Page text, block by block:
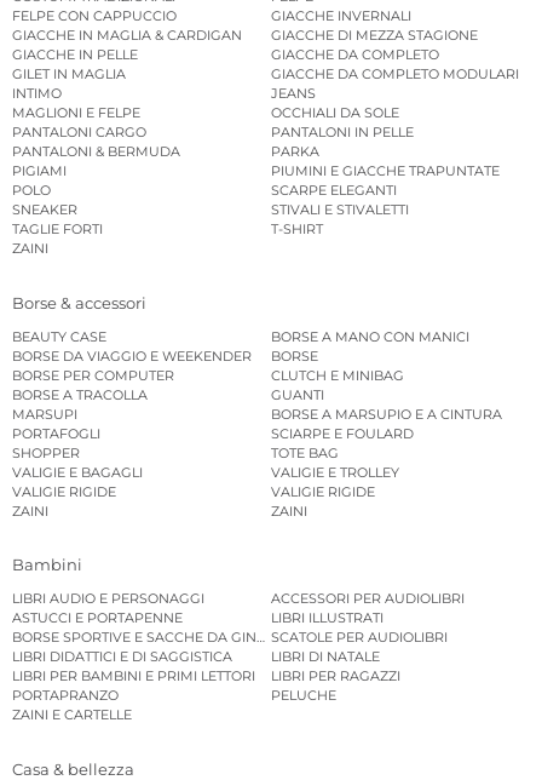
FELPE CON CAPPUCCIO
GIACCHE INVERNALI
GIACCHE IN MAGLIA & CARDIGAN
GIACCHE DI MEZZA STAGIONE
GIACCHE IN PELLE
GIACCHE DA COMPLETO
GILET IN MAGLIA
GIACCHE DA COMPLETO MODULARI
INTIMO
JEANS
MAGLIONI E FELPE
OCCHIALI DA SOLE
PANTALONI CARGO
PANTALONI IN PELLE
PANTALONI & BERMUDA
PARKA
PIGIAMI
PIUMINI E GIACCHE TRAPUNTATE
POLO
SCARPE ELEGANTI
SNEAKER
STIVALI E STIVALETTI
TAGLIE FORTI
T-SHIRT
ZAINI
Borse & accessori
BEAUTY CASE
BORSE A MANO CON MANICI
BORSE DA VIAGGIO E WEEKENDER
BORSE
BORSE PER COMPUTER
CLUTCH E MINIBAG
BORSE A TRACOLLA
GUANTI
MARSUPI
BORSE A MARSUPIO E A CINTURA
PORTAFOGLI
SCIARPE E FOULARD
SHOPPER
TOTE BAG
VALIGIE E BAGAGLI
VALIGIE E TROLLEY
VALIGIE RIGIDE
VALIGIE RIGIDE
ZAINI
ZAINI
Bambini
LIBRI AUDIO E PERSONAGGI
ACCESSORI PER AUDIOLIBRI
ASTUCCI E PORTAPENNE
LIBRI ILLUSTRATI
BORSE SPORTIVE E SACCHE DA GINNASTICASCATOLE PER AUDIOLIBRI
LIBRI DIDATTICI E DI SAGGISTICA
LIBRI DI NATALE
LIBRI PER BAMBINI E PRIMI LETTORI
LIBRI PER RAGAZZI
PORTAPRANZO
PELUCHE
ZAINI E CARTELLE
Casa & bellezza